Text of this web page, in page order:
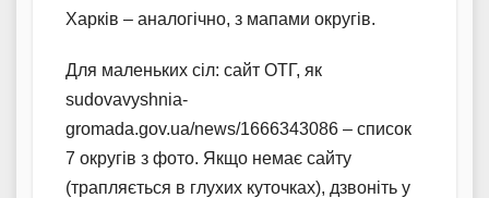
Харків – аналогічно, з мапами округів.
Для маленьких сіл: сайт ОТГ, як
sudovavyshnia-
gromada.gov.ua/news/1666343086 – список
7 округів з фото. Якщо немає сайту
(трапляється в глухих куточках), дзвоніть у